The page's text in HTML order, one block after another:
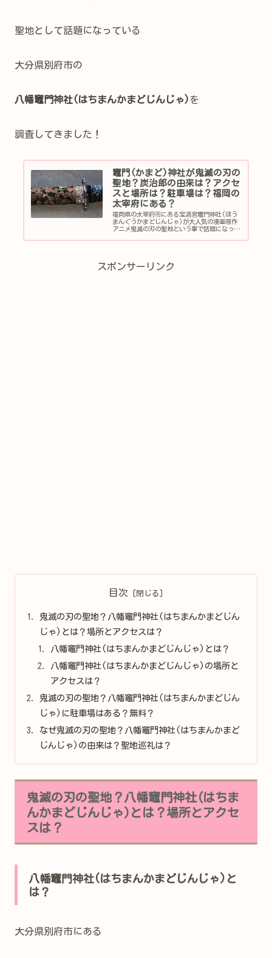
聖地として話題になっている
大分県別府市の
八幡竈門神社(はちまんかまどじんじゃ)を
調査してきました！
竈門(かまど)神社が鬼滅の刃の
聖地？炭治郎の由来は？アクセ
スと場所は？駐車場は？福岡の
太宰府にある？
福岡県の太宰府市にある宝満宮竈門神社(ほう
まんぐうかまどじんじゃ)が大人気の漫画原作
アニメ鬼滅の刃の聖地という事で話題になって
スポンサーリンク
目次
鬼滅の刃の聖地？八幡竈門神社(はちまんかまどじん
じゃ)とは？場所とアクセスは？
八幡竈門神社(はちまんかまどじんじゃ)とは？
八幡竈門神社(はちまんかまどじんじゃ)の場所と
アクセスは？
鬼滅の刃の聖地？八幡竈門神社(はちまんかまどじん
じゃ)に駐車場はある？無料？
なぜ鬼滅の刃の聖地？八幡竈門神社(はちまんかまど
じんじゃ)の由来は？聖地巡礼は？
鬼滅の刃の聖地？八幡竈門神社(はちま
んかまどじんじゃ)とは？場所とアクセ
スは？
八幡竈門神社(はちまんかまどじんじゃ)と
は？
大分県別府市にある